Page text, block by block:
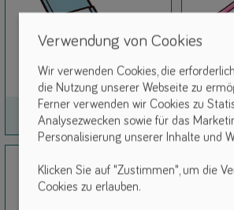
BadeliegenLink
Verwendung von Cookies
Wir verwenden Cookies, die
die Nutzung unserer Webseite zu
Ferner verwenden wir Cookies zu
Analysezwecken sowie für das
Personalisierung unserer Inhalte und
Klicken Sie auf "Zustimmen", um die
Cookies zu erlauben.